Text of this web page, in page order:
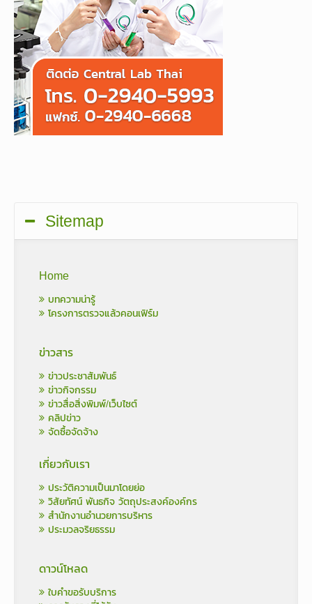
Sitemap
Home
บทความน่ารู้
โครงการตรวจแล้วคอนเฟิร์ม
ข่าวสาร
ข่าวประชาสัมพันธ์
ข่าวกิจกรรม
ข่าวสื่อสิ่งพิมพ์/เว็บไซต์
คลิปข่าว
จัดซื้อจัดจ้าง
เกี่ยวกับเรา
ประวัติความเป็นมาโดยย่อ
วิสัยทัศน์ พันธกิจ วัตถุประสงค์องค์กร
สำนักงานอำนวยการบริหาร
ประมวลจริยธรรม
ดาวน์โหลด
ใบคำขอรับบริการ